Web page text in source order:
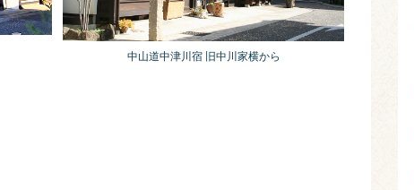
中山道中津川宿 旧中川家横から